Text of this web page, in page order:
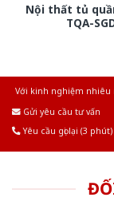
Nội thất tủ
TQA-
Với kinh nghiệm nhiêu
Gửi yêu cầu tư vấn
Yêu cầu gọi lại (3 phút)